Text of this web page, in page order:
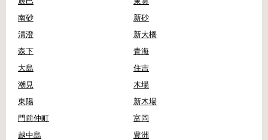
南砂
新砂
清澄
新大橋
森下
青海
大島
住吉
潮見
木場
東陽
新木場
門前仲町
富岡
越中島
豊洲